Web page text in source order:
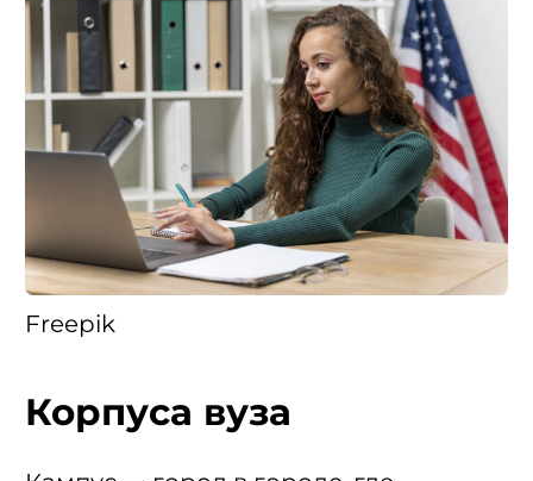
Freepik
Корпуса вуза